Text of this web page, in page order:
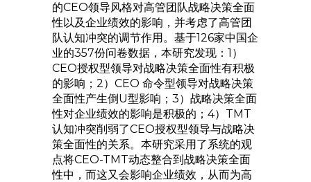
的CEO领导风格对高管团队战略决策全面
性以及企业绩效的影响，并考虑了高管团
队认知冲突的调节作用。基于126家中国企
业的357份问卷数据，本研究发现：1）
CEO授权型领导对战略决策全面性有积极
的影响；2）CEO 命令型领导对战略决策
全面性产生倒U型影响；3）战略决策全面
性对企业绩效的影响是积极的；4）TMT
认知冲突削弱了CEO授权型领导与战略决
策全面性的关系。本研究采用了系统的观
点将CEO-TMT动态整合到战略决策全面
性中，而这又会影响企业绩效，从而为高